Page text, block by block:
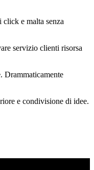
e malta senza
servizio clienti risorsa
Drammaticamente
e condivisione di idee.